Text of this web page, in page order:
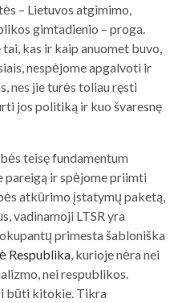
– Lietuvos atgimimo,
gimtadienio – proga.
kas ir kaip anuomet buvo,
nespėjome apgalvoti ir
nes jie turės toliau ręsti
jos politiką ir kuo švaresnę
teisę fundamentum
pareigą ir spėjome priimti
atkūrimo įstatymų paketą,
vadinamoji LTSR yra
primesta šabloniška
Respublika , kurioje nėra nei
nei respublikos.
būti kitokie. Tikra